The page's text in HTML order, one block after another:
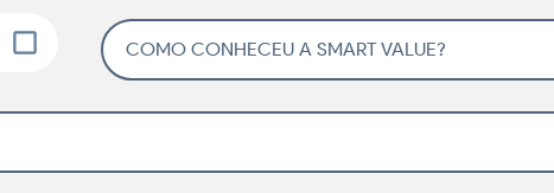
COMO CONHECEU A SMART VALUE?